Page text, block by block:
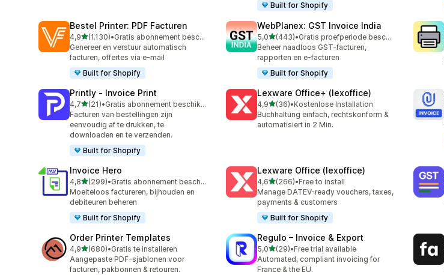
Built for Shopify
Bestel Printer: PDF Facturen
4,9van 5 sterren
(1.130)
1130 recensies in totaal
•
Gratis abonnement beschikbaar
Genereer en verstuur automatisch
facturen, offertes via e-mail
Built for Shopify
WebPlanex: GST Invoice India
5,0van 5 sterren
(443)
443 recensies in totaal
•
Gratis proefperiode beschikbaar
Beheer naadloos GST-facturen,
rapporten en e-facturen
Built for Shopify
Printly ‑ Invoice Print
4,7van 5 sterren
(21)
21 recensies in totaal
•
Gratis abonnement beschikbaar
Facturen van bestellingen zijn
eenvoudig af te drukken, te
downloaden en te verzenden.
Built for Shopify
Lexware Office+ (lexoffice)
4,9van 5 sterren
(36)
36 recensies in totaal
•Kostenlose Installation
Buchhaltung einfach, rechtskonform &
automatisiert in 2 Min.
Invoice Hero
4,8van 5 sterren
(299)
299 recensies in totaal
•
Gratis abonnement beschikbaar
Moeiteloos factureren, bijhouden en
debiteuren beheren
Built for Shopify
Lexware Office (lexoffice)
4,6van 5 sterren
(266)
266 recensies in totaal
•Free to install
Manage DATEV-ready vouchers, taxes,
payments & customers
Built for Shopify
Order Printer Templates
4,9van 5 sterren
(680)
680 recensies in totaal
•Gratis te installeren
Aangepaste PDF-sjablonen voor
facturen, pakbonnen & retouren.
Regulo – Invoice & Export
5,0van 5 sterren
(29)
29 recensies in totaal
•Free trial available
Automated, compliant invoicing for
France & the EU.